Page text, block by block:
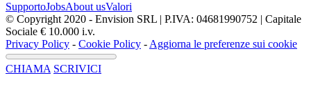
SupportoJobsAbout usValori
© Copyright 2020 - Envision SRL | P.IVA: 04681990752 | Capitale
Sociale € 10.000 i.v.
Privacy Policy - Cookie Policy - Aggiorna le preferenze sui cookie
CHIAMA SCRIVICI